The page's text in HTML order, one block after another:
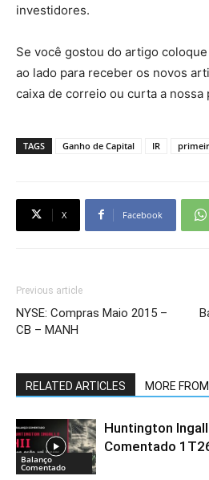
investidores.
Se você gostou do artigo
ao lado para receber os novos
caixa de correio ou curta a nossa
TAGS Ganho de Capital IR
X Facebook
Previous article
NYSE: Compras Maio 2015 –
CB – MANH
RELATED ARTICLES MORE
Balanço
Comentado
Huntington
Comentado